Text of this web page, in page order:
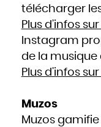
télécharger
Plus d’infos
Instagram
de la musique
Plus d’infos
Muzos
Muzos